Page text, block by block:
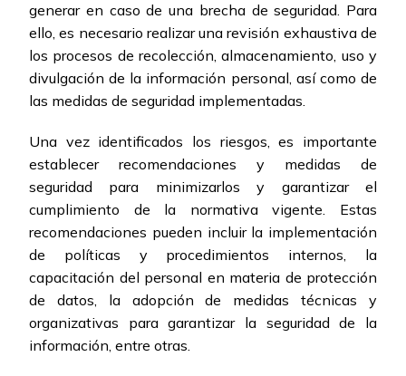
generar en caso de una brecha de seguridad. Para
ello, es necesario realizar una revisión exhaustiva de
los procesos de recolección, almacenamiento, uso y
divulgación de la información personal, así como de
las medidas de seguridad implementadas.
Una vez identificados los riesgos, es importante
establecer recomendaciones y medidas de
seguridad para minimizarlos y garantizar el
cumplimiento de la normativa vigente. Estas
recomendaciones pueden incluir la implementación
de políticas y procedimientos internos, la
capacitación del personal en materia de protección
de datos, la adopción de medidas técnicas y
organizativas para garantizar la seguridad de la
información, entre otras.